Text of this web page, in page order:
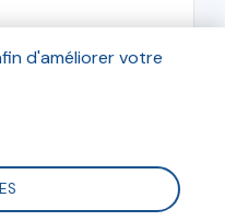
d'améliorer votre